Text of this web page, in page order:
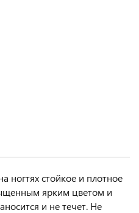
ногтях стойкое и плотное
ярким цветом и
и не течет. Не